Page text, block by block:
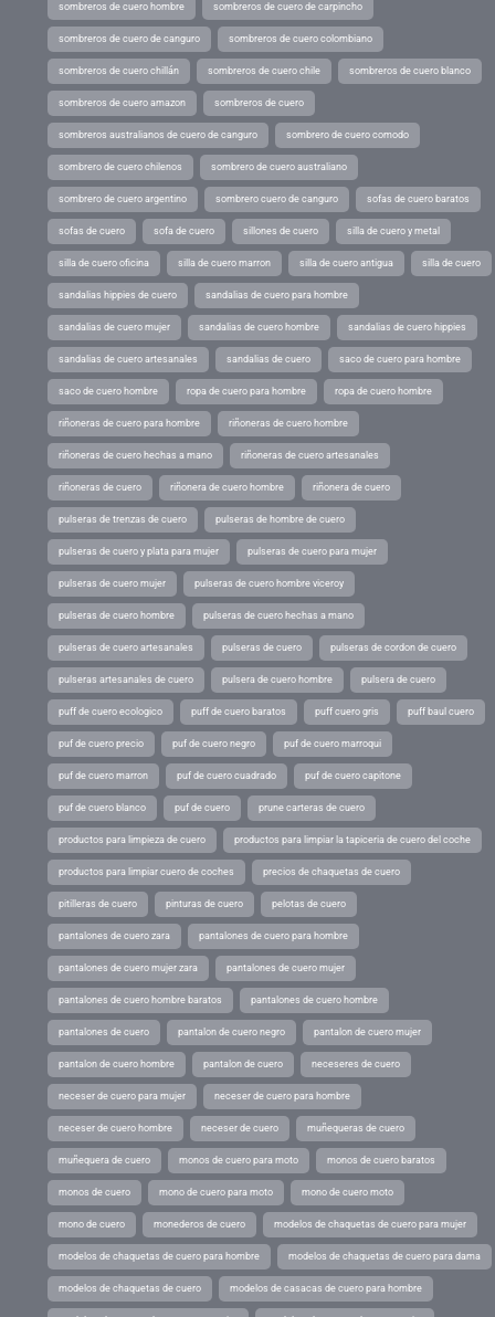
sombreros de cuero hombre sombreros de cuero de carpincho
sombreros de cuero de canguro sombreros de cuero colombiano
sombreros de cuero chillán sombreros de cuero chile sombreros de cuero blanco
sombreros de cuero amazon sombreros de cuero
sombreros australianos de cuero de canguro sombrero de cuero comodo
sombrero de cuero chilenos sombrero de cuero australiano
sombrero de cuero argentino sombrero cuero de canguro sofas de cuero baratos
sofas de cuero sofa de cuero sillones de cuero silla de cuero y metal
silla de cuero oficina silla de cuero marron silla de cuero antigua silla de cuero
sandalias hippies de cuero sandalias de cuero para hombre
sandalias de cuero mujer sandalias de cuero hombre sandalias de cuero hippies
sandalias de cuero artesanales sandalias de cuero saco de cuero para hombre
saco de cuero hombre ropa de cuero para hombre ropa de cuero hombre
riñoneras de cuero para hombre riñoneras de cuero hombre
riñoneras de cuero hechas a mano riñoneras de cuero artesanales
riñoneras de cuero riñonera de cuero hombre riñonera de cuero
pulseras de trenzas de cuero pulseras de hombre de cuero
pulseras de cuero y plata para mujer pulseras de cuero para mujer
pulseras de cuero mujer pulseras de cuero hombre viceroy
pulseras de cuero hombre pulseras de cuero hechas a mano
pulseras de cuero artesanales pulseras de cuero pulseras de cordon de cuero
pulseras artesanales de cuero pulsera de cuero hombre pulsera de cuero
puff de cuero ecologico puff de cuero baratos puff cuero gris puff baul cuero
puf de cuero precio puf de cuero negro puf de cuero marroqui
puf de cuero marron puf de cuero cuadrado puf de cuero capitone
puf de cuero blanco puf de cuero prune carteras de cuero
productos para limpieza de cuero productos para limpiar la tapiceria de cuero del coche
productos para limpiar cuero de coches precios de chaquetas de cuero
pitilleras de cuero pinturas de cuero pelotas de cuero
pantalones de cuero zara pantalones de cuero para hombre
pantalones de cuero mujer zara pantalones de cuero mujer
pantalones de cuero hombre baratos pantalones de cuero hombre
pantalones de cuero pantalon de cuero negro pantalon de cuero mujer
pantalon de cuero hombre pantalon de cuero neceseres de cuero
neceser de cuero para mujer neceser de cuero para hombre
neceser de cuero hombre neceser de cuero muñequeras de cuero
muñequera de cuero monos de cuero para moto monos de cuero baratos
monos de cuero mono de cuero para moto mono de cuero moto
mono de cuero monederos de cuero modelos de chaquetas de cuero para mujer
modelos de chaquetas de cuero para hombre modelos de chaquetas de cuero para dama
modelos de chaquetas de cuero modelos de casacas de cuero para hombre